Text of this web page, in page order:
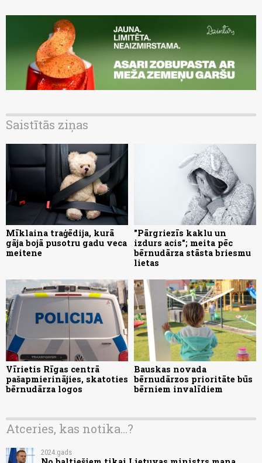
Saistītās ziņas
Mīklaina traģēdija, kurā
gāja bojā pusotru gadu veca
meitene
"Pārgriezīs kaklu un
izdurs acis"; meita pēc
bērnudārza stāsta briesmu
lietas
Vīrietis Rīgas centrā
pašapmierinājies, skatoties
bērnudārza logos
Bauskas novada
bērnudārzos prioritāte būs
bērniem invalīdiem
Atceries, kas notika...?
2024.gads